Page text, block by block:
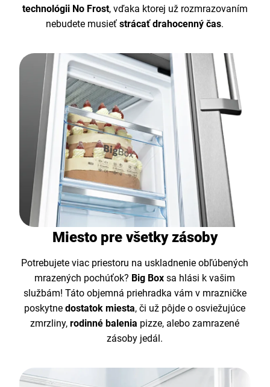
technológii No Frost, vďaka ktorej už rozmrazovaním
nebudete musieťstrácať drahocenný čas.
Miesto pre všetky zásoby
Potrebujete viac priestoru na uskladnenie obľúbených
mrazených pochúťok? Big Boxsa hlási k vašim
službám! Táto objemná priehradka vám v mrazničke
poskytnedostatok miesta, či už pôjde o osviežujúce
zmrzliny,rodinné balenia pizze, alebo zamrazené
zásoby jedál.